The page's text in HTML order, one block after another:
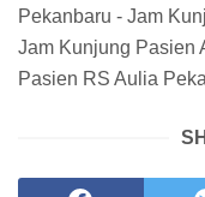
Pekanbaru - Jam
Jam Kunjung Pasien
Pasien RS Aulia